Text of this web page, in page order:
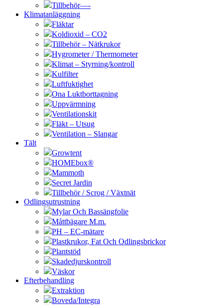
Tillbehör—-
Klimatanläggning
Fläktar
Koldioxid – CO2
Tillbehör – Nätkrukor
Hygrometer / Thermometer
Klimat – Styrning/kontroll
Kulfilter
Luftfuktighet
Ona Luktborttagning
Uppvärmning
Ventilationskit
Fläkt – Utsug
Ventilation – Slangar
Tält
Growtent
HOMEbox®
Mammoth
Secret Jardin
Tillbehör / Scrog / Växtnät
Odlingsutrustning
Mylar Och Bassängfolie
Måttbägare M.m.
PH – EC-mätare
Plastkrukor, Fat Och Odlingsbrickor
Plantstöd
Skadedjurskontroll
Väskor
Efterbehandling
Extraktion
Boveda/Integra